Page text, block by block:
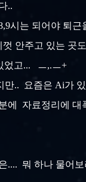
..
시는 되어야 퇴
안주고 있는
었고... ㅡ,.ㅡ+
.. 요즘은 Ai가
에 자료정리에
뭐 하나 물어